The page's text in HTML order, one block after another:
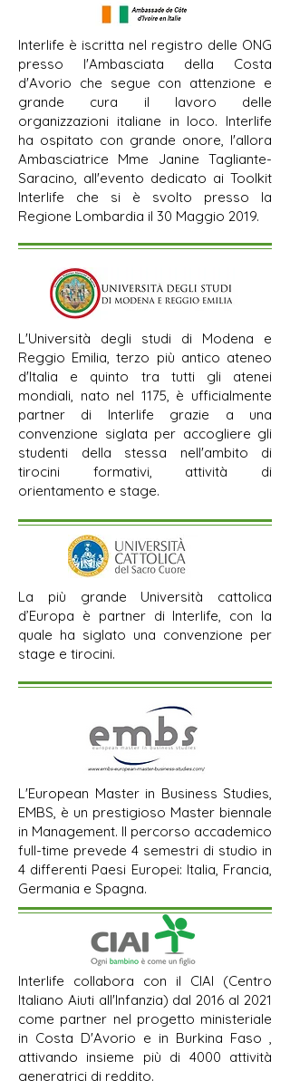
Interlife è iscritta nel registro delle ONG
presso l'Ambasciata della Costa
d'Avorio che segue con attenzione e
grande cura il lavoro delle
organizzazioni italiane in loco. Interlife
ha ospitato con grande onore, l'allora
Ambasciatrice Mme Janine Tagliante-
Saracino, all'evento dedicato ai Toolkit
Interlife che si è svolto presso la
Regione Lombardia il 30 Maggio 2019.
L'Università degli studi di Modena e
Reggio Emilia, terzo più antico ateneo
d'Italia e quinto tra tutti gli atenei
mondiali, nato nel 1175, è ufficialmente
partner di Interlife grazie a una
convenzione siglata per accogliere gli
studenti della stessa nell'ambito di
tirocini formativi, attività di
orientamento e stage.
La più grande Università cattolica
d’Europa è partner di Interlife, con la
quale ha siglato una convenzione per
stage e tirocini.
L'European Master in Business Studies,
EMBS, è un prestigioso Master biennale
in Management. Il percorso accademico
full-time prevede 4 semestri di studio in
4 differenti Paesi Europei: Italia, Francia,
Germania e Spagna.
Interlife collabora con il CIAI (Centro
Italiano Aiuti all'Infanzia) dal 2016 al 2021
come partner nel progetto ministeriale
in Costa D'Avorio e in Burkina Faso ,
attivando insieme più di 4000 attività
generatrici di reddito.